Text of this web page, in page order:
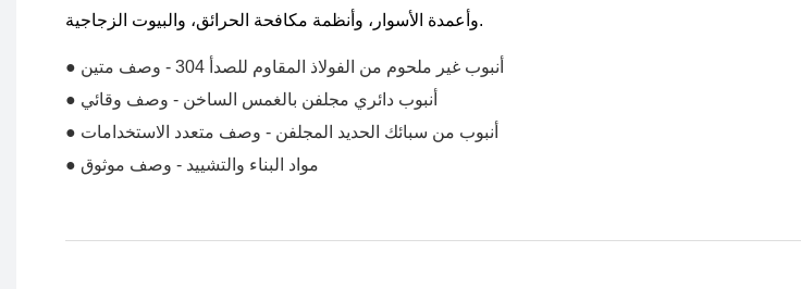
وأعمدة الأسوار، وأنظمة مكافحة الحرائق، والبيوت الزجاجية.
● أنبوب غير ملحوم من الفولاذ المقاوم للصدأ 304 - وصف متين
● أنبوب دائري مجلفن بالغمس الساخن - وصف وقائي
● أنبوب من سبائك الحديد المجلفن - وصف متعدد الاستخدامات
● مواد البناء والتشييد - وصف موثوق